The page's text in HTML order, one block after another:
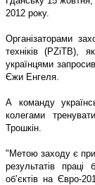
2012 року.
Організаторами
техніків (PZiTB),
українцями
Єжи Енгеля.
А команду
колегами
Трошкін.
"Метою заходу є
результатів праці
об’єктів на Євро-